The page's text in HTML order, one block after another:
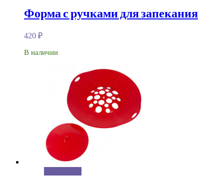
Форма с ручками для запекания
420 ₽
В наличии